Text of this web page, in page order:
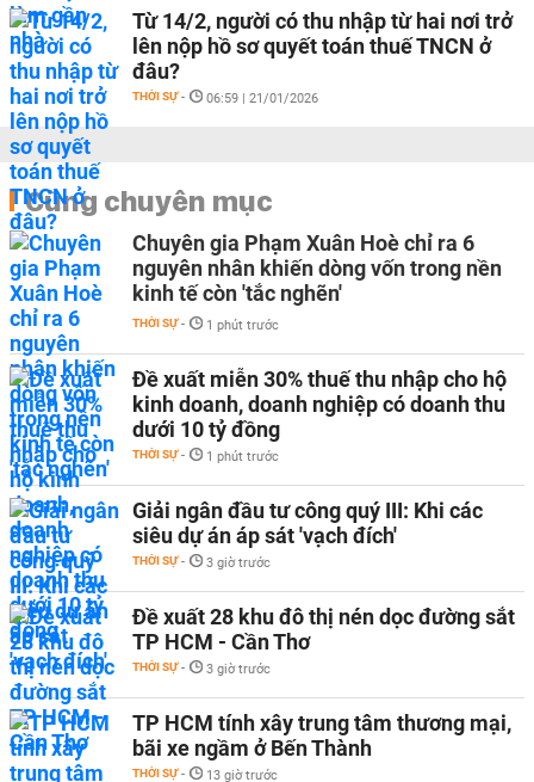
Từ 14/2, người có thu nhập từ hai nơi trở
lên nộp hồ sơ quyết toán thuế TNCN ở
đâu?
THỜI SỰ - 06:59 | 21/01/2026
Cùng chuyên mục
Chuyên gia Phạm Xuân Hoè chỉ ra 6
nguyên nhân khiến dòng vốn trong nền
kinh tế còn 'tắc nghẽn'
THỜI SỰ - 1 phút trước
Đề xuất miễn 30% thuế thu nhập cho hộ
kinh doanh, doanh nghiệp có doanh thu
dưới 10 tỷ đồng
THỜI SỰ - 1 phút trước
Giải ngân đầu tư công quý III: Khi các
siêu dự án áp sát 'vạch đích'
THỜI SỰ - 3 giờ trước
Đề xuất 28 khu đô thị nén dọc đường sắt
TP HCM - Cần Thơ
THỜI SỰ - 3 giờ trước
TP HCM tính xây trung tâm thương mại,
bãi xe ngầm ở Bến Thành
THỜI SỰ - 13 giờ trước